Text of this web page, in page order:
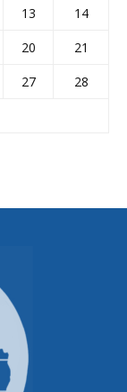
13
14
20
21
27
28